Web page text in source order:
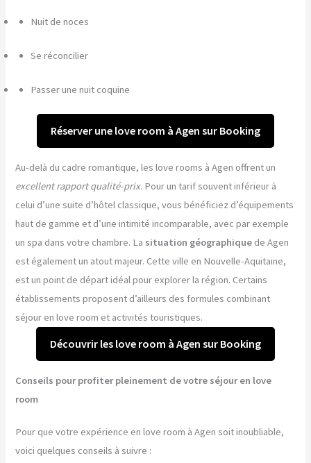
Nuit de noces
Se réconcilier
Passer une nuit coquine
Réserver une love room à Agen sur Booking
Au-delà du cadre romantique, les love rooms à Agen offrent un
excellent rapport qualité-prix. Pour un tarif souvent inférieur à
celui d’une suite d’hôtel classique, vous bénéficiez d’équipements
haut de gamme et d’une intimité incomparable, avec par exemple
un spa dans votre chambre. La situation géographique de Agen
est également un atout majeur. Cette ville en Nouvelle-Aquitaine,
est un point de départ idéal pour explorer la région. Certains
établissements proposent d’ailleurs des formules combinant
séjour en love room et activités touristiques.
Découvrir les love room à Agen sur Booking
Conseils pour profiter pleinement de votre séjour en love
room
Pour que votre expérience en love room à Agen soit inoubliable,
voici quelques conseils à suivre :